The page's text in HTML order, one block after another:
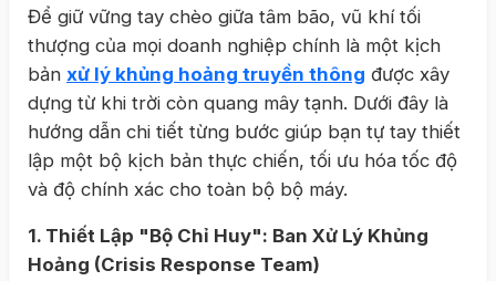
Để giữ vững tay chèo giữa tâm bão, vũ khí tối
thượng của mọi doanh nghiệp chính là một kịch
bản xử lý khủng hoảng truyền thông được xây
dựng từ khi trời còn quang mây tạnh. Dưới đây là
hướng dẫn chi tiết từng bước giúp bạn tự tay thiết
lập một bộ kịch bản thực chiến, tối ưu hóa tốc độ
và độ chính xác cho toàn bộ bộ máy.
1. Thiết Lập "Bộ Chỉ Huy": Ban Xử Lý Khủng
Hoảng (Crisis Response Team)